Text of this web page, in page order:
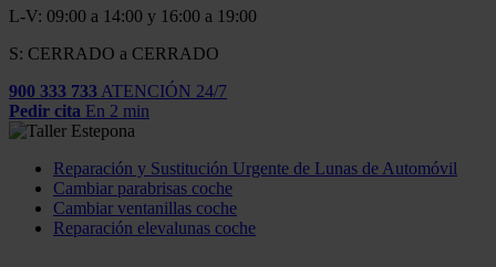
L-V: 09:00 a 14:00 y 16:00 a 19:00
S: CERRADO a CERRADO
900 333 733 ATENCIÓN 24/7
Pedir cita En 2 min
Reparación y Sustitución Urgente de Lunas de Automóvil
Cambiar parabrisas coche
Cambiar ventanillas coche
Reparación elevalunas coche